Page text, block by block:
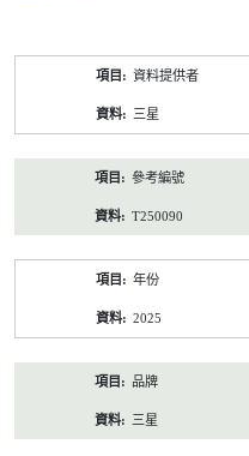
資料提供者
三星
參考編號
T250090
年份
2025
品牌
三星